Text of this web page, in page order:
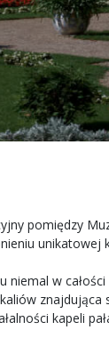
pomiędzy
w
kapeli